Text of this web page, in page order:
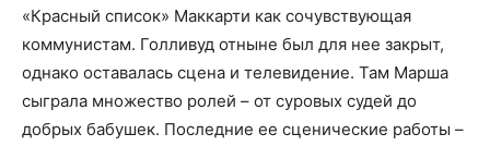
«Красный список» Маккарти как сочувствующая
коммунистам. Голливуд отныне был для нее закрыт,
однако оставалась сцена и телевидение. Там Марша
сыграла множество ролей – от суровых судей до
добрых бабушек. Последние ее сценические работы –